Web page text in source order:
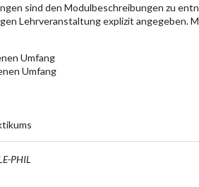
sind den Modulbeschreibungen zu
Lehrveranstaltung explizit angegeben.
Umfang
Umfang
PHIL